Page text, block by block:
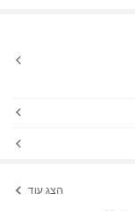
הצג עוד